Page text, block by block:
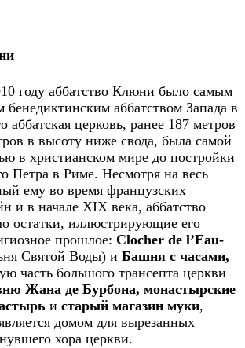
году аббатство Клюни было самым
аббатством Запада в
аббатская церковь, ранее 187 метров
в высоту ниже свода, была самой
в христианском мире до постройки
Петра в Риме. Несмотря на весь
ему во время французских
и в начале XIX века, аббатство
остатки, иллюстрирующие его
прошлое: Clocher de l’Eau-
Святой Воды) и Башня с часами,
часть большого трансепта церкви
Жана де Бурбона, монастырские
и старый магазин муки,
домом для вырезанных
хора церкви.